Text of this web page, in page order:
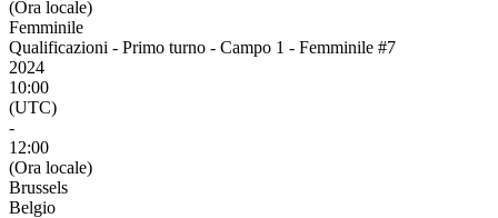
(Ora locale)
Femminile
Qualificazioni - Primo turno - Campo 1 - Femminile #7
2024
10:00
(UTC)
-
12:00
(Ora locale)
Brussels
Belgio